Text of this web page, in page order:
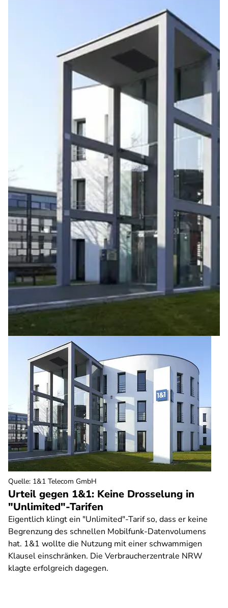
Urteil gegen 1&1: Keine Drosselung in
"Unlimited"-Tarifen
Eigentlich klingt ein "Unlimited"-Tarif so, dass er keine
Begrenzung des schnellen Mobilfunk-Datenvolumens
hat. 1&1 wollte die Nutzung mit einer schwammigen
Klausel einschränken. Die Verbraucherzentrale NRW
klagte erfolgreich dagegen.
Quelle: 1&1 Telecom GmbH